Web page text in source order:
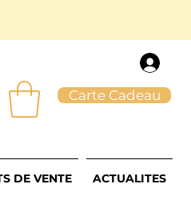
Carte Cadeau
DE VENTE ACTUALITES